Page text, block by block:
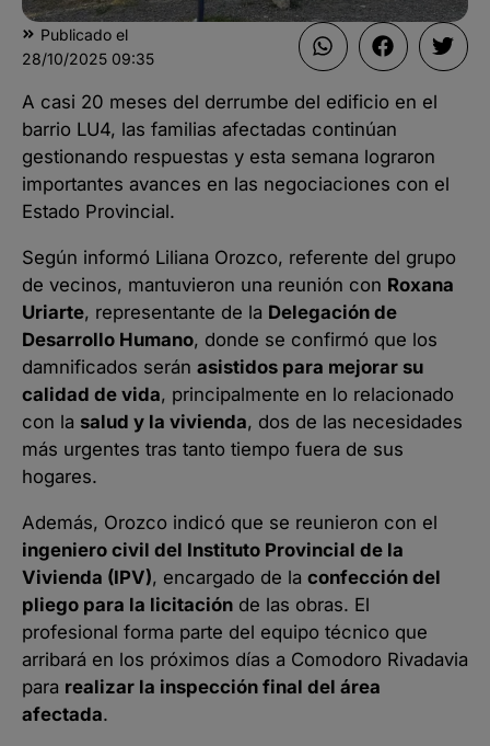
Publicado el
28/10/2025 09:35
A casi 20 meses del derrumbe del edificio en el
barrio LU4, las familias afectadas continúan
gestionando respuestas y esta semana lograron
importantes avances en las negociaciones con el
Estado Provincial.
Según informó Liliana Orozco, referente del grupo
de vecinos, mantuvieron una reunión con Roxana
Uriarte, representante de la Delegación de
Desarrollo Humano, donde se confirmó que los
damnificados serán asistidos para mejorar su
calidad de vida, principalmente en lo relacionado
con la salud y la vivienda, dos de las necesidades
más urgentes tras tanto tiempo fuera de sus
hogares.
Además, Orozco indicó que se reunieron con el
ingeniero civil del Instituto Provincial de la
Vivienda (IPV), encargado de la confección del
pliego para la licitación de las obras. El
profesional forma parte del equipo técnico que
arribará en los próximos días a Comodoro Rivadavia
para realizar la inspección final del área
afectada.